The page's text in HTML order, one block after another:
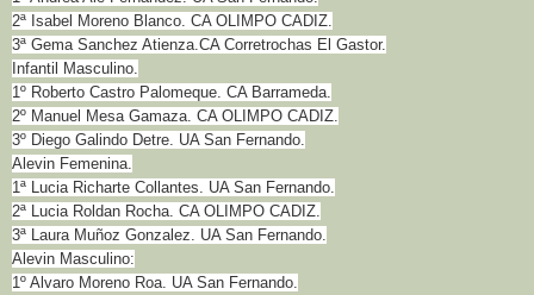
2ª Isabel Moreno Blanco. CA OLIMPO CADIZ.
3ª Gema Sanchez Atienza.CA Corretrochas El Gastor.
Infantil Masculino.
1º Roberto Castro Palomeque. CA Barrameda.
2º Manuel Mesa Gamaza. CA OLIMPO CADIZ.
3º Diego Galindo Detre. UA San Fernando.
Alevin Femenina.
1ª Lucia Richarte Collantes. UA San Fernando.
2ª Lucia Roldan Rocha. CA OLIMPO CADIZ.
3ª Laura Muñoz Gonzalez. UA San Fernando.
Alevin Masculino:
1º Alvaro Moreno Roa. UA San Fernando.